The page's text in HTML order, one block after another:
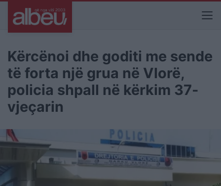
Kërcënoi dhe goditi me sende
të forta një grua në Vlorë,
policia shpall në kërkim 37-
vjeçarin